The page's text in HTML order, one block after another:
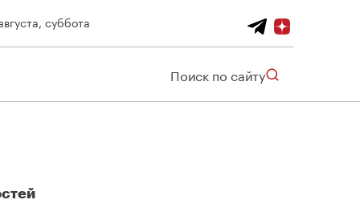
суббота
Поиск по сайту